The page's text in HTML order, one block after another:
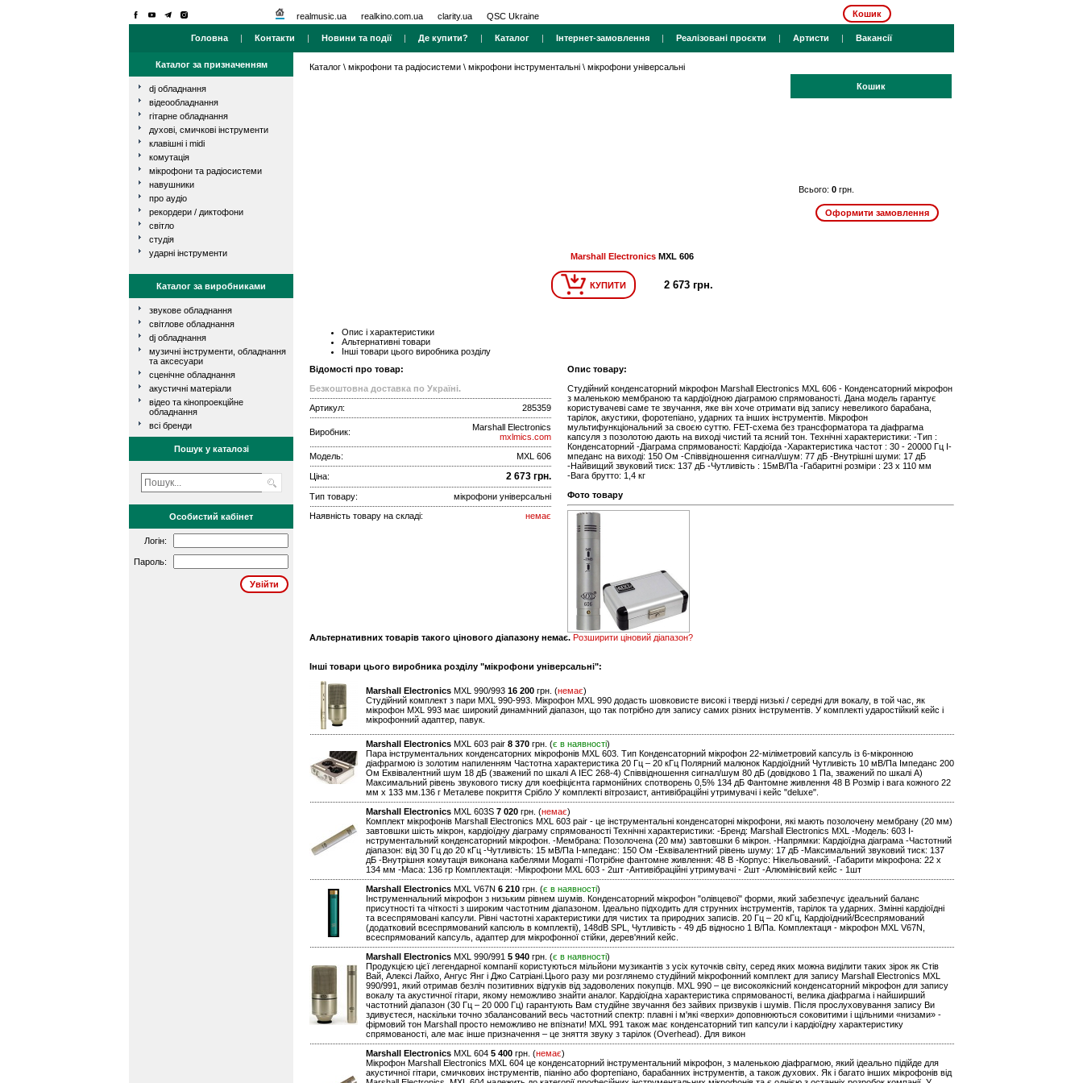
realmusic.ua realkino.com.ua clarity.ua QSC Ukraine Кошик
Головна | Контакти | Новини та події| Де купити? | Каталог | Інтернет-замовлення | Реалізовані проєкти | Артисти | Вакансії
Каталог за призначенням
dj обладнання
відеообладнання
гітарне обладнання
духові, смичкові інструменти
клавішні і midi
комутація
мікрофони та радіосистеми
навушники
про аудіо
рекордери / диктофони
світло
студія
ударні інструменти
Каталог за виробниками
звукове обладнання
світлове обладнання
dj обладнання
музичні інструменти, обладнання
та аксесуари
сценічне обладнання
акустичні матеріали
відео та кінопроекційне
обладнання
всі бренди
Пошук у каталозі
Особистий кабінет
Логін:
Пароль:
Каталог \ мікрофони та радіосистеми \ мікрофони інструментальні \ мікрофони універсальні
Кошик
Всього: 0 грн.
Marshall ElectronicsMXL 606
КУПИТИ 2 673 грн.
Опис і характеристики
Альтернативні товари
Інші товари цього виробника розділу
Відомості про товар:
Безкоштовна доставка по Україні.
Артикул:
285359
Виробник:
Marshall Electronics
mxlmics.com
Модель:
MXL 606
Ціна: 2 673 грн.
Тип товару:
мікрофони універсальні
Наявність товару на складі:
немає
Опис товару:
Студійний конденсаторний мікрофон Marshall Electronics MXL 606 - Конденсаторний мікрофон
з маленькою мембраною та кардіоїдною діаграмою спрямованості. Дана модель гарантує
користувачеві саме те звучання, яке він хоче отримати від запису невеликого барабана,
тарілок, акустики, форотепіано, ударних та інших інструментів. Мікрофон
мультифункціональний за своєю суттю. FET-схема без трансформатора та діафрагма
капсуля з позолотою дають на виході чистий та ясний тон. Технічні характеристики: -Тип :
Конденсаторний -Діаграма спрямованості: Кардіоїда -Характеристика частот : 30 - 20000 Гц І-
мпеданс на виході: 150 Ом -Співвідношення сигнал/шум: 77 дБ -Внутрішні шуми: 17 дБ
-Найвищий звуковий тиск: 137 дБ -Чутливість : 15мВ/Па -Габаритні розміри : 23 x 110 мм
-Вага брутто: 1,4 кг
Фото товару
Альтернативних товарів такого цінового діапазону немає. Розширити ціновий діапазон?
Інші товари цього виробника розділу "мікрофони універсальні":
Marshall Electronics MXL 990/993 16 200 грн. (немає)
Студійний комплект з пари MXL 990-993. Мікрофон MXL 990 додасть шовковисте високі і тверді низькі / середні для вокалу, в той час, як
мікрофон MXL 993 має широкий динамічний діапазон, що так потрібно для запису самих різних інструментів. У комплекті ударостійкий кейс і
мікрофонний адаптер, павук.
Marshall Electronics MXL 603 pair 8 370 грн. (є в наявності)
Пара інструментальних конденсаторних мікрофонів MXL 603. Тип Конденсаторний мікрофон 22-міліметровий капсуль із 6-мікронною
діафрагмою із золотим напиленням Частотна характеристика 20 Гц – 20 кГц Полярний малюнок Кардіоїдний Чутливість 10 мВ/Па Імпеданс 200
Ом Еквівалентний шум 18 дБ (зважений по шкалі А IEC 268-4) Співвідношення сигнал/шум 80 дБ (довідково 1 Па, зважений по шкалі А)
Максимальний рівень звукового тиску для коефіцієнта гармонійних спотворень 0,5% 134 дБ Фантомне живлення 48 В Розмір і вага кожного 22
мм x 133 мм.136 г Металеве покриття Срібло У комплекті вітрозаист, антивібраційні утримувачі і кейс "deluxe".
Marshall Electronics MXL 603S 7 020 грн. (немає)
Комплект мікрофонів Marshall Electronics MXL 603 pair - це інструментальні конденсаторні мікрофони, які мають позолочену мембрану (20 мм)
завтовшки шість мікрон, кардіоїдну діаграму спрямованості Технічні характеристики: -Бренд: Marshall Electronics MXL -Модель: 603 І-
нструментальний конденсаторний мікрофон. -Мембрана: Позолочена (20 мм) завтовшки 6 мікрон. -Напрямки: Кардіоїдна діаграма -Частотний
діапазон: від 30 Гц до 20 кГц -Чутливість: 15 мВ/Па І-мпеданс: 150 Ом -Еквівалентний рівень шуму: 17 дБ -Максимальний звуковий тиск: 137
дБ -Внутрішня комутація виконана кабелями Mogami -Потрібне фантомне живлення: 48 В -Корпус: Нікельований. -Габарити мікрофона: 22 x
134 мм -Маса: 136 гр Комплектація: -Мікрофони MXL 603 - 2шт -Антивібраційні утримувачі - 2шт -Алюмінієвий кейс - 1шт
Marshall Electronics MXL V67N 6 210 грн. (є в наявності)
Інструменнальний мікрофон з низьким рівнем шумів. Конденсаторний мікрофон "олівцевої" форми, який забезпечує ідеальний баланс
присутності та чіткості з широким частотним діапазоном. Ідеально підходить для струнних інструментів, тарілок та ударних. Змінні кардіоїдні
та всеспрямовані капсули. Рівні частотні характеристики для чистих та природних записів. 20 Гц – 20 кГц, Кардіоїдний/Всеспрямований
(додатковий всеспрямований капсюль в комплектіі), 148dB SPL, Чутливість - 49 дБ відносно 1 В/Па. Комплектаця - мікрофон MXL V67N,
всеспрямований капсуль, адаптер для мікрофонної стійки, дерев'яний кейс.
Marshall Electronics MXL 990/991 5 940 грн. (є в наявності)
Продукцією цієї легендарної компанії користуються мільйони музикантів з усіх куточків світу, серед яких можна виділити таких зірок як Стів
Вай, Алексі Лайхо, Ангус Янг і Джо Сатріані.Цього разу ми розглянемо студійний мікрофонний комплект для запису Marshall Electronics MXL
990/991, який отримав безліч позитивних відгуків від задоволених покупців. MXL 990 – це високоякісний конденсаторний мікрофон для запису
вокалу та акустичної гітари, якому неможливо знайти аналог. Кардіоїдна характеристика спрямованості, велика діафрагма і найширший
частотний діапазон (30 Гц – 20 000 Гц) гарантують Вам студійне звучання без зайвих призвуків і шумів. Після прослуховування запису Ви
здивуєтеся, наскільки точно збалансований весь частотний спектр: плавні і м'які «верхи» доповнюються соковитими і щільними «низами» -
фірмовий тон Marshall просто неможливо не впізнати! MXL 991 також має конденсаторний тип капсули і кардіоїдну характеристику
спрямованості, але має інше призначення – це зняття звуку з тарілок (Overhead). Для викон
Marshall Electronics MXL 604 5 400 грн. (немає)
Мікрофон Marshall Electronics MXL 604 це конденсаторний інструментальний мікрофон, з маленькою діафрагмою, який ідеально підійде для
акустичної гітари, смичкових інструментів, піаніно або фортепіано, барабанних інструментів, а також духових. Як і багато інших мікрофонів від